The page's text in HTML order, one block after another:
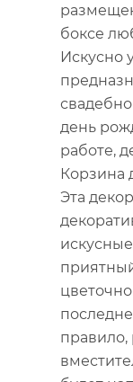
боксе
Искусно
день
работе,
Корзина
Эта
правило,